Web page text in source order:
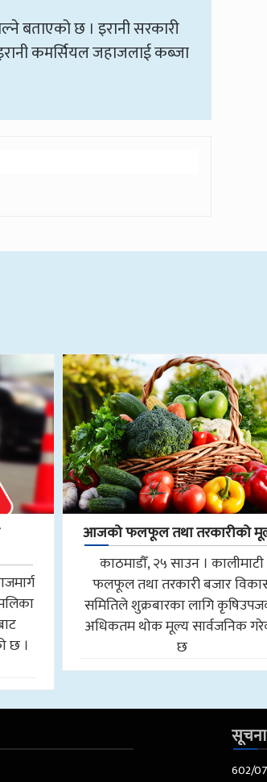
बताएको छ । इरानी सरकारी
कमर्सियल जहाजलाई कब्जा
छ ।
आजको फलफूल तथा तरकारीको
काठमाडौँ, २५ साउन । कालीमाटी
फलफूल तथा तरकारी बजार
समितिले शुक्रबारका लागि
अधिकतम थोक मूल्य सार्वजनिक
छ
सूचना
602/